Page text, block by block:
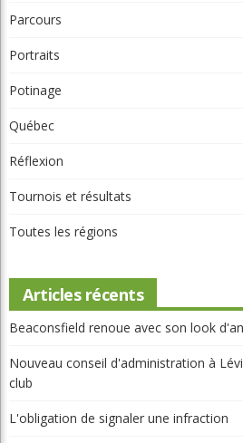
Parcours
Portraits
Potinage
Québec
Réflexion
Tournois et résultats
Toutes les régions
Articles récents
Beaconsfield renoue avec son look
Nouveau conseil d'administration à
club
L'obligation de signaler une infraction